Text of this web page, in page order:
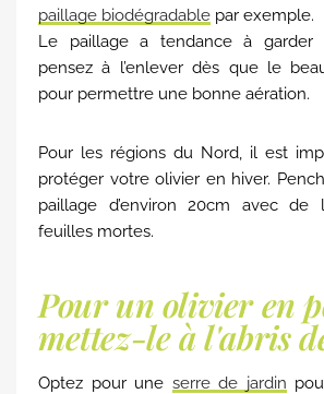
paillage biodégradable par exemple.
Le paillage a tendance à garder
pensez à l’enlever dès que le
pour permettre une bonne aération.
Pour les régions du Nord, il est
protéger votre olivier en hiver.
paillage d’environ 20cm avec
feuilles mortes.
Pour un olivier en
mettez-le à l'abris
Optez pour une serre de jardin